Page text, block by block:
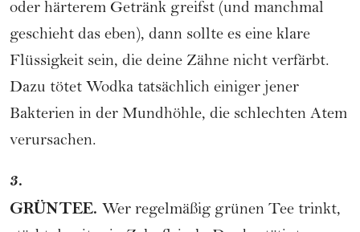
oder härterem Getränk greifst (und manchmal
geschieht das eben), dann sollte es eine klare
Flüssigkeit sein, die deine Zähne nicht verfärbt.
Dazu tötet Wodka tatsächlich einiger jener
Bakterien in der Mundhöhle, die schlechten Atem
verursachen.
3.
GRÜNTEE. Wer regelmäßig grünen Tee trinkt,